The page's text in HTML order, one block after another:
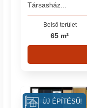
Társasház...
Belső terület
65 m²
ÚJ ÉPÍTÉSŰ!